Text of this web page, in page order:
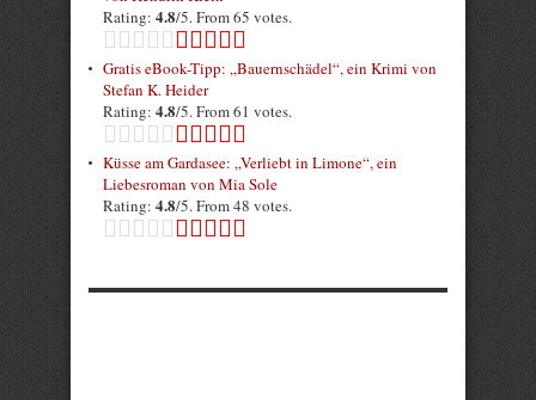
Rating: 4.8/5. From 65 votes.
Gratis eBook-Tipp: „Bauernschädel“, ein Krimi von
Stefan K. Heider
Rating: 4.8/5. From 61 votes.
Küsse am Gardasee: „Verliebt in Limone“, ein
Liebesroman von Mia Sole
Rating: 4.8/5. From 48 votes.